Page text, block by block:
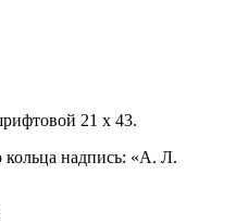
21 х 43.
кольца надпись: «А. Л.